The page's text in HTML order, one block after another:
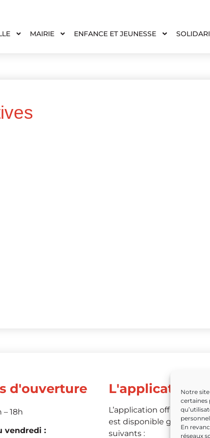
Notre
certaines
En
réseaux
MAIRIE ENFANCE ET JEUNESSE
d'ouverture
– 18h
vendredi :
L'application
L’application officielle de
est disponible grâce aux
suivants :